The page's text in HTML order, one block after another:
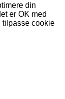
din
er OK med
cookie